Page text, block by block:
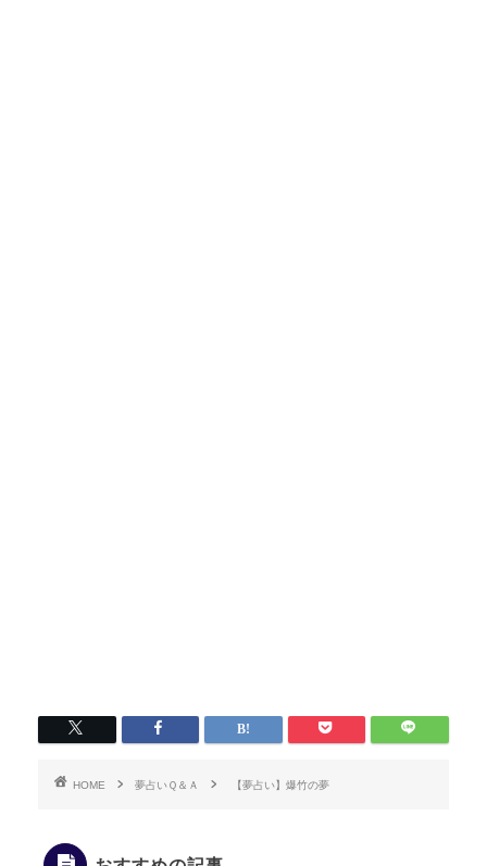
HOME 夢占いＱ＆Ａ 【夢占い】爆竹の夢